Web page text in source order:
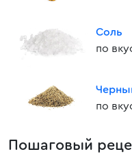
Соль
по
по
Пошаговый